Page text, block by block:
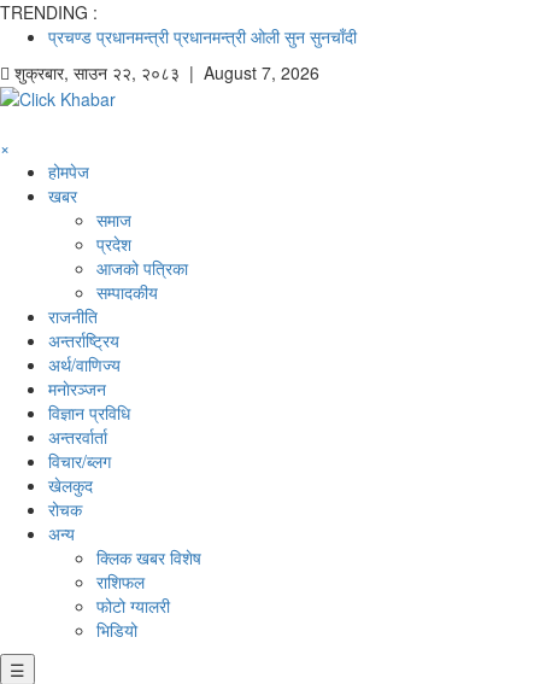
TRENDING :
प्रचण्ड प्रधानमन्त्री प्रधानमन्त्री ओली सुन सुनचाँदी
शुक्रबार, साउन २२, २०८३ | August 7, 2026
×
होमपेज
खबर
समाज
प्रदेश
आजको पत्रिका
सम्पादकीय
राजनीति
अन्तर्राष्ट्रिय
अर्थ/वाणिज्य
मनाेरञ्जन
विज्ञान प्रविधि
अन्तरर्वार्ता
विचार/ब्लग
खेलकुद
रोचक
अन्य
क्लिक खबर विशेष
राशिफल
फोटो ग्यालरी
भिडियो
☰